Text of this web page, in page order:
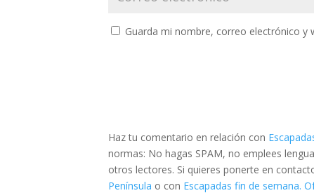
Guarda mi nombre, correo electrónico y
Haz tu comentario en relación con
normas: No hagas SPAM, no emplees
otros lectores. Si quieres ponerte en
Península o con Escapadas fin de semana.